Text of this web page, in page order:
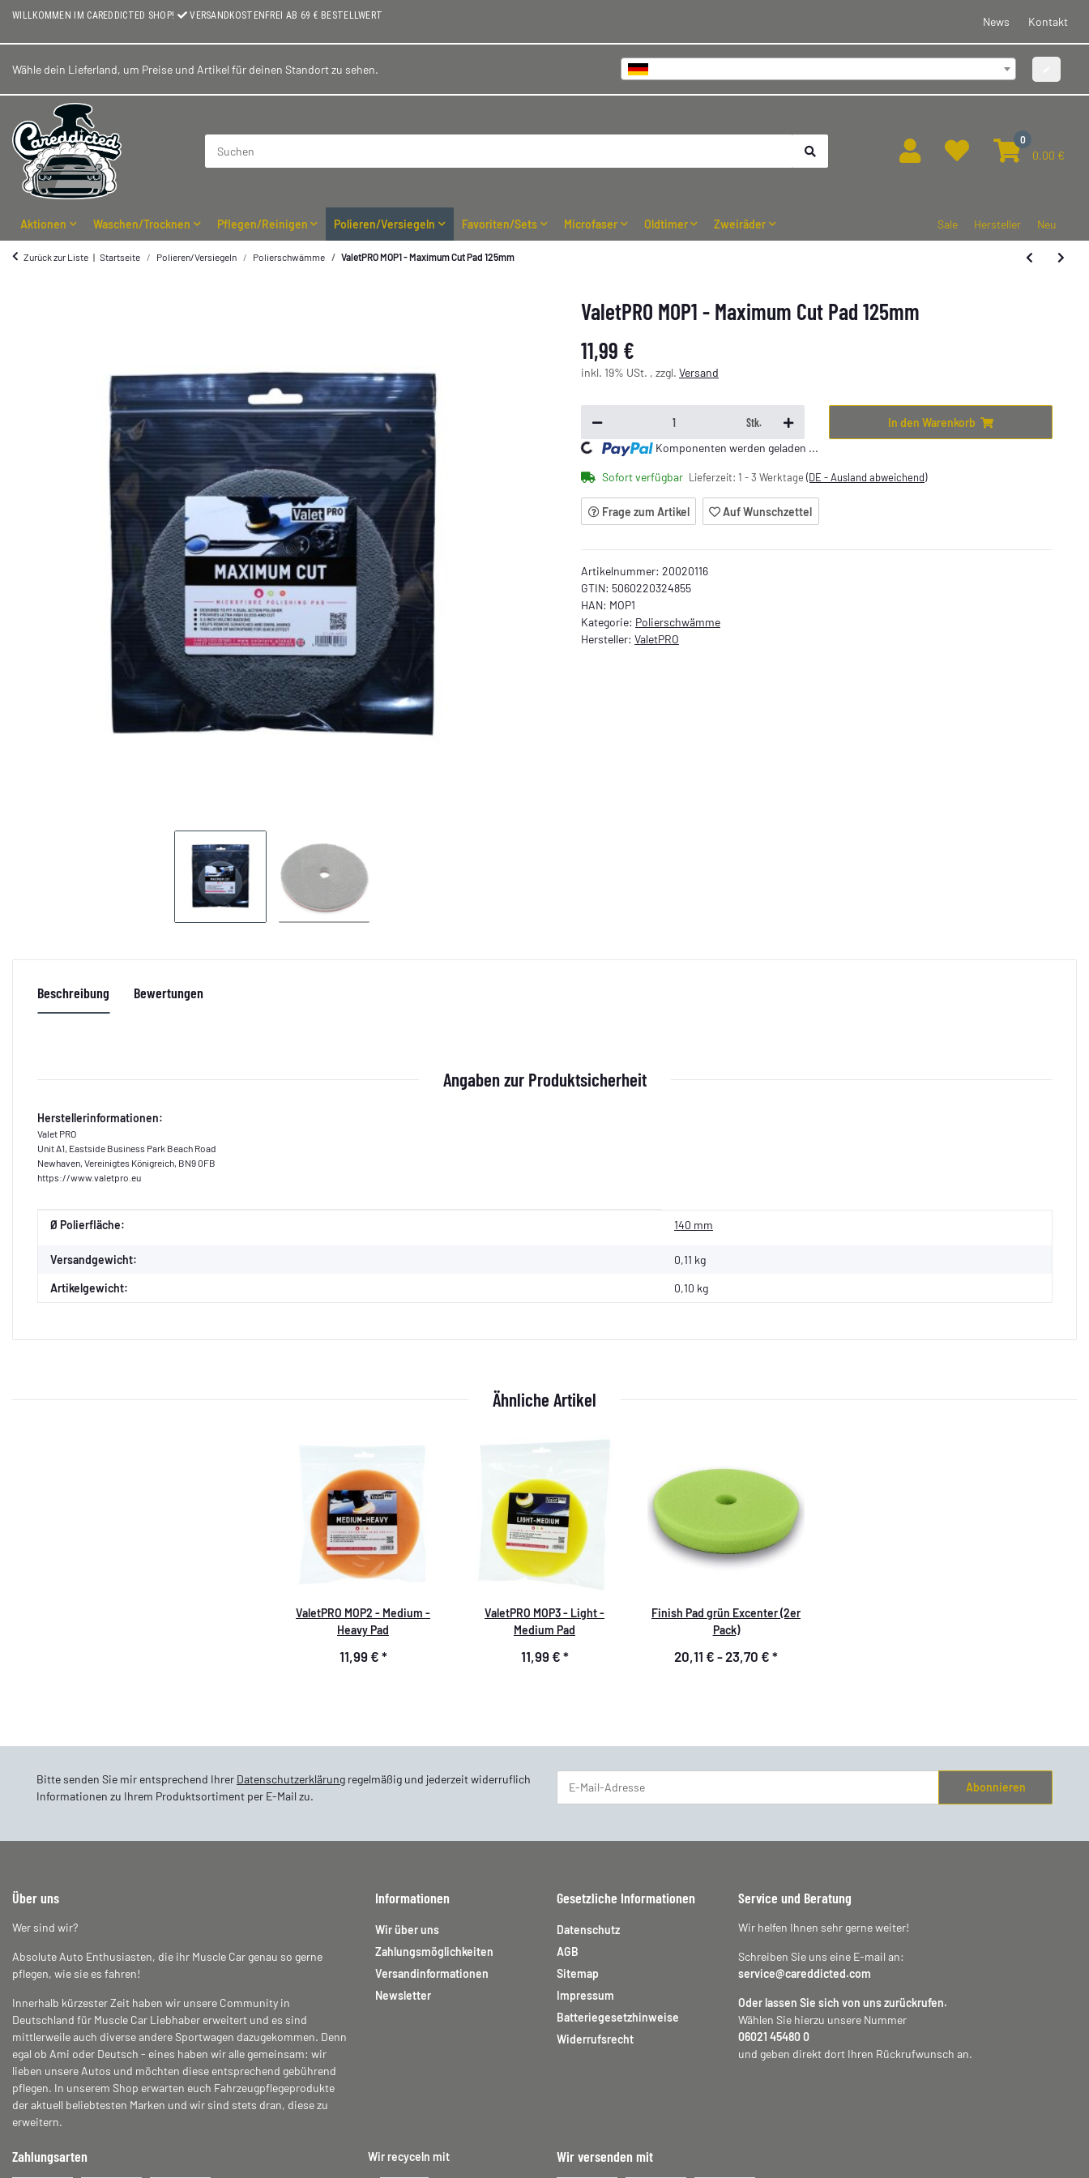
News Kontakt
WILLKOMMEN IM CAREDDICTED SHOP! VERSANDKOSTENFREI AB 69 € BESTELLWERT
Wähle dein Lieferland, um Preise und Artikel für deinen Standort zu sehen.
0
0,00 €
Aktionen Waschen/Trocknen Pflegen/Reinigen Polieren/Versiegeln Favoriten/Sets Microfaser Oldtimer Zweiräder Sale Hersteller Neu
Zurück zur Liste Startseite Polieren/Versiegeln Polierschwämme ValetPRO MOP1 - Maximum Cut Pad 125mm
ValetPRO MOP1 - Maximum Cut Pad 125mm
11,99 €
inkl. 19% USt. , zzgl. Versand
Stk. In den Warenkorb
Loading... Komponenten werden geladen ...
Sofort verfügbar Lieferzeit: 1 - 3 Werktage (DE - Ausland abweichend)
Frage zum Artikel Auf Wunschzettel
Artikelnummer: 20020116
GTIN: 5060220324855
HAN: MOP1
Kategorie: Polierschwämme
Hersteller: ValetPRO
Beschreibung Bewertungen
Angaben zur Produktsicherheit
Herstellerinformationen:
Valet PRO
Unit A1, Eastside Business Park Beach Road
Newhaven, Vereinigtes Königreich, BN9 0FB
https://www.valetpro.eu
Produkteigenschaft
Wert
Ø Polierfläche: 140 mm
Versandgewicht: 0,11 kg
Artikelgewicht: 0,10 kg
Ähnliche Artikel
ValetPRO MOP2 - Medium -
Heavy Pad
11,99 € *
ValetPRO MOP3 - Light -
Medium Pad
11,99 € *
Finish Pad grün Excenter (2er
Pack)
20,11 € -23,70 € *
Bitte senden Sie mir entsprechend Ihrer Datenschutzerklärung regelmäßig und jederzeit widerruflich
Informationen zu Ihrem Produktsortiment per E-Mail zu.
Abonnieren
Über uns
Wer sind wir?
Absolute Auto Enthusiasten, die ihr Muscle Car genau so gerne
pflegen, wie sie es fahren!
Innerhalb kürzester Zeit haben wir unsere Community in
Deutschland für Muscle Car Liebhaber erweitert und es sind
mittlerweile auch diverse andere Sportwagen dazugekommen. Denn
egal ob Ami oder Deutsch - eines haben wir alle gemeinsam: wir
lieben unsere Autos und möchten diese entsprechend gebührend
pflegen. In unserem Shop erwarten euch Fahrzeugpflegeprodukte
der aktuell beliebtesten Marken und wir sind stets dran, diese zu
erweitern.
Informationen
Wir über uns
Zahlungsmöglichkeiten
Versandinformationen
Newsletter
Gesetzliche Informationen
Datenschutz
AGB
Sitemap
Impressum
Batteriegesetzhinweise
Widerrufsrecht
Service und Beratung
Wir helfen Ihnen sehr gerne weiter!
Schreiben Sie uns eine E-mail an:
service@careddicted.com
Oder lassen Sie sich von uns zurückrufen.
Wählen Sie hierzu unsere Nummer
06021 45480 0
und geben direkt dort Ihren Rückrufwunsch an.
Zahlungsarten Wir recyceln mit Wir versenden mit